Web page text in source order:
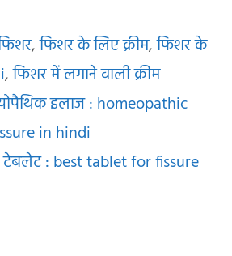
,फिशर के लिए क्रीम,फिशर के
,फिशर में लगाने वाली क्रीम
इलाज : homeopathic
in hindi
: best tablet for fissure